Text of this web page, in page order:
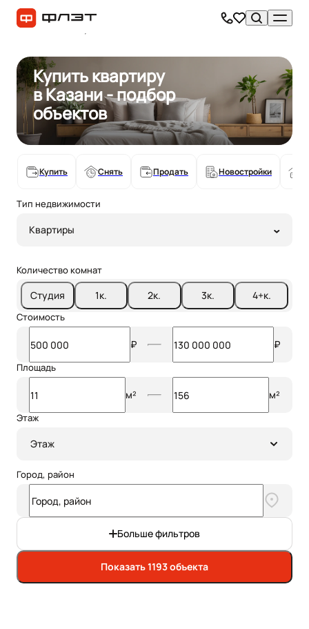
Купить квартиру
в Казани - подбор
объектов
Купить Снять Продать Новостройки
Тип недвижимости
Квартиры
Количество комнат
Студия 1к. 2к. 3к. 4+к.
Стоимость
₽ ₽
Площадь
м² м²
Этаж
Этаж
Город, район
Больше фильтров
Показать 1193 объекта